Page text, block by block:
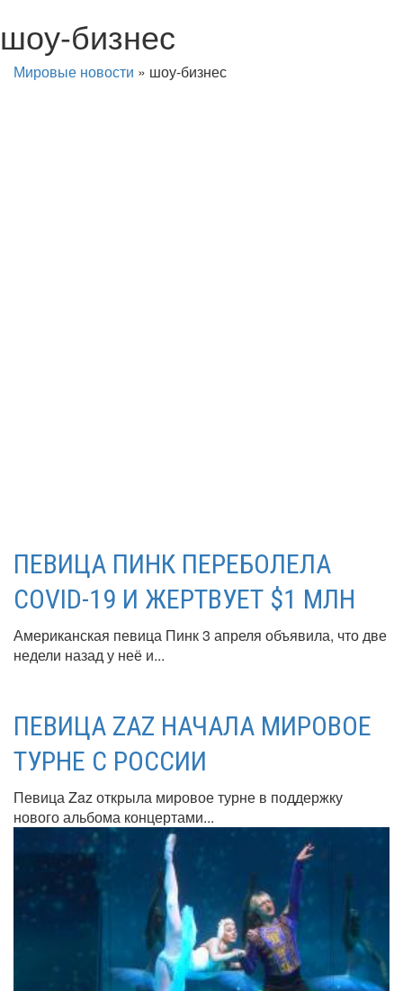
шоу-бизнес
Мировые новости » шоу-бизнес
ПЕВИЦА ПИНК ПЕРЕБОЛЕЛА
COVID-19 И ЖЕРТВУЕТ $1 МЛН
Американская певица Пинк 3 апреля объявила, что две
недели назад у неё и...
ПЕВИЦА ZAZ НАЧАЛА МИРОВОЕ
ТУРНЕ C РОССИИ
Певица Zaz открыла мировое турне в поддержку
нового альбома концертами...